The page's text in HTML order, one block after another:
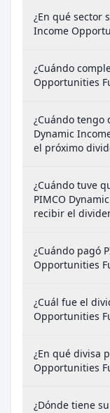
¿En qué sector
Income
¿Cuándo
Opportunities
¿Cuándo tengo
Dynamic
el próximo
¿Cuándo tuve
PIMCO
recibir el
¿Cuándo pagó
Opportunities
¿Cuál fue el
Opportunities
¿En qué divisa
Opportunities
¿Dónde tiene